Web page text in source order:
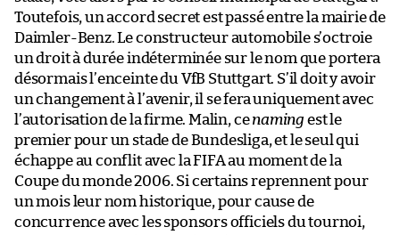
Toutefois, un accord secret est passé entre la mairie de
Daimler-Benz. Le constructeur automobile s’octroie
un droit à durée indéterminée sur le nom que portera
désormais l’enceinte du VfB Stuttgart. S’il doit y avoir
un changement à l’avenir, il se fera uniquement avec
l’autorisation de la firme. Malin, cenaming est le
premier pour un stade de Bundesliga, et le seul qui
échappe au conflit avec la FIFA au moment de la
Coupe du monde 2006. Si certains reprennent pour
un mois leur nom historique, pour cause de
concurrence avec les sponsors officiels du tournoi,